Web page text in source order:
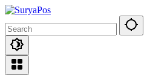
Skip
content